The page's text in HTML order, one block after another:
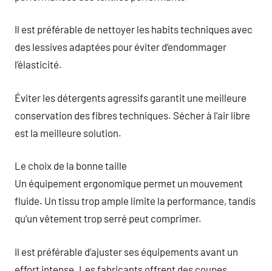
Il est préférable de nettoyer les habits techniques avec
des lessives adaptées pour éviter d’endommager
l’élasticité.
Éviter les détergents agressifs garantit une meilleure
conservation des fibres techniques. Sécher à l’air libre
est la meilleure solution.
Le choix de la bonne taille
Un équipement ergonomique permet un mouvement
fluide. Un tissu trop ample limite la performance, tandis
qu’un vêtement trop serré peut comprimer.
Il est préférable d’ajuster ses équipements avant un